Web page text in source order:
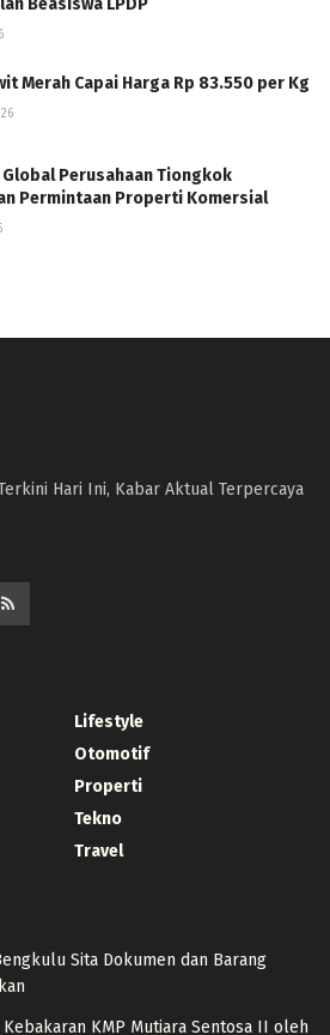
Beasiswa LPDP
Merah Capai Harga Rp 83.550 per Kg
Perusahaan Tiongkok
Permintaan Properti Komersial
Hari Ini, Kabar Aktual Terpercaya
Lifestyle
Otomotif
Properti
Tekno
Travel
Sita Dokumen dan Barang
KMP Mutiara Sentosa II oleh